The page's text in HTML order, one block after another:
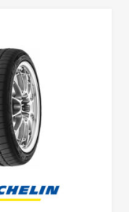
Disponibilidad, antes de comprar!